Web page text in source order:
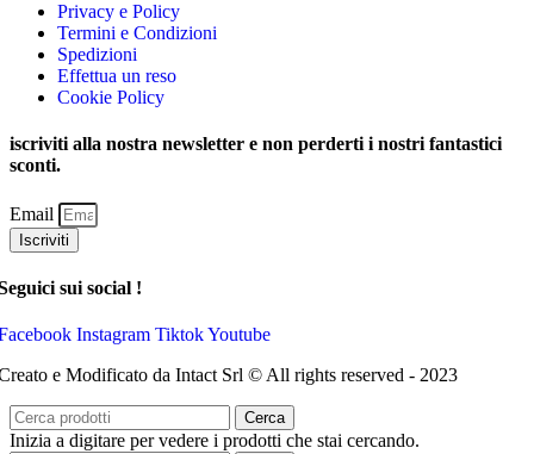
Privacy e Policy
Termini e Condizioni
Spedizioni
Effettua un reso
Cookie Policy
iscriviti alla nostra newsletter e non perderti i nostri fantastici
sconti.
Email
Iscriviti
sui social !
Instagram TiktokYoutube
e Modificato da Intact Srl © All rights reserved - 2023
Cerca
Inizia a digitare per vedere i prodotti che stai cercando.